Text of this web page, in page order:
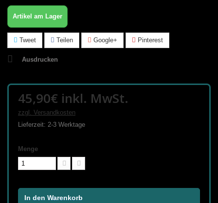
Artikel am Lager
Tweet Teilen Google+ Pinterest
Ausdrucken
45,90€ inkl. MwSt.
zzgl. Versandkosten
Lieferzeit: 2-3 Werktage
Menge
In den Warenkorb